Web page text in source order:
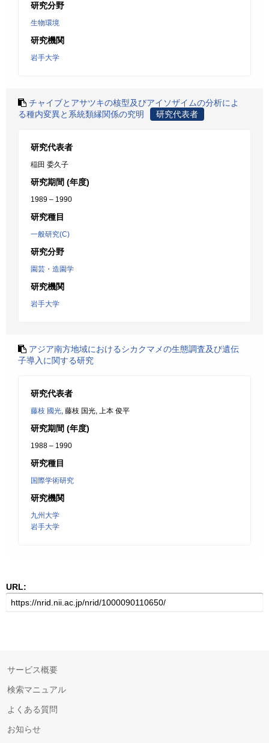
研究分野
生物環境
研究機関
岩手大学
チャイブとアサツキの核型及びアイソザイムの分析によ
る種内変異と系統類縁関係の究明
研究代表者
研究代表者
稲田 委久子
研究期間 (年度)
1989 – 1990
研究種目
一般研究(C)
研究分野
園芸・造園学
研究機関
岩手大学
アジア南方地域におけるシカクマメの生態調査及び遺伝
子導入に関する研究
研究代表者
藤枝 國光, 藤枝 国光, 上本 俊平
研究期間 (年度)
1988 – 1990
研究種目
国際学術研究
研究機関
九州大学
岩手大学
URL:
サービス概要
検索マニュアル
よくある質問
お知らせ